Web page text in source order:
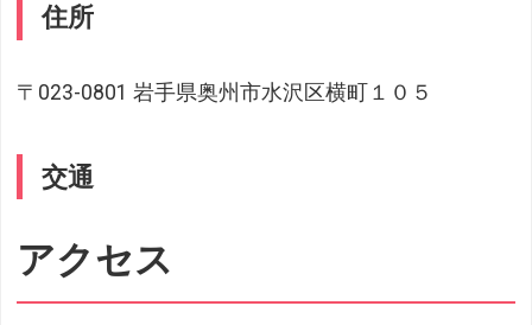
住所
〒023-0801 岩手県奥州市水沢区横町１０５
交通
アクセス